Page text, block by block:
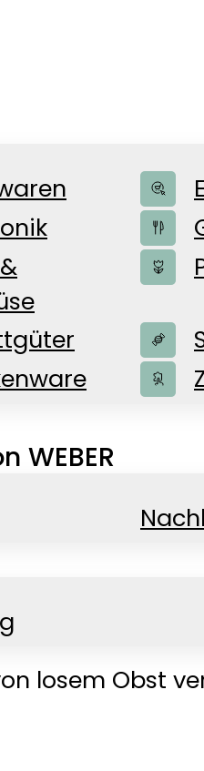
WEBER
oder für
losem Obst